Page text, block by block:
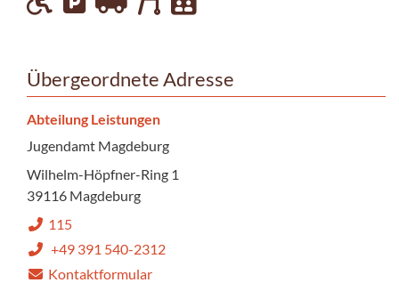
Übergeordnete Adresse
Abteilung Leistungen
Jugendamt Magdeburg
Wilhelm-Höpfner-Ring 1
39116 Magdeburg
115
+49 391 540-2312
Kontaktformular